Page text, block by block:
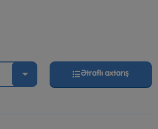
Ətraflı axtarış